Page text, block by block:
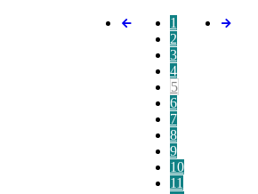
1
2
3
4
5
6
7
8
9
10
11